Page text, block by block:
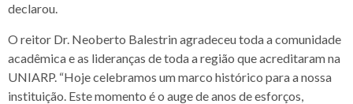
declarou.
O reitor Dr. Neoberto Balestrin agradeceu toda a comunidade
acadêmica e as lideranças de toda a região que acreditaram na
UNIARP. “Hoje celebramos um marco histórico para a nossa
instituição. Este momento é o auge de anos de esforços,